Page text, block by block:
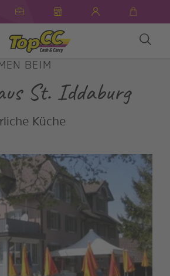
BEIM
St. Iddaburg
Küche